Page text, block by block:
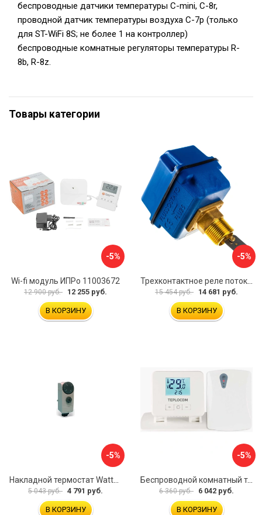
беспроводные датчики температуры C-mini, C-8r,
проводной датчик температуры воздуха C-7p (только
для ST-WiFi 8S; не более 1 на контроллер)
беспроводные комнатные регуляторы температуры R-
8b, R-8z.
Товары категории
-5%
Wi-fi модуль ИПРо 11003672
12 900 руб. 12 255 руб.
В КОРЗИНУ
-5%
15 454 руб. 14 681 руб.
В КОРЗИНУ
-5%
Накладной термостат Watts WTC 10025518
5 043 руб. 4 791 руб.
В КОРЗИНУ
-5%
Беспроводной комнатный термостат TEPLOCOM TEPLOCOM TS-2AA/3A-RF 914
6 360 руб. 6 042 руб.
В КОРЗИНУ